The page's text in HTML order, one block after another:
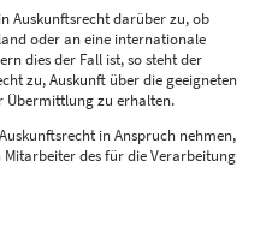
Auskunftsrecht darüber zu, ob
oder an eine internationale
dies der Fall ist, so steht der
zu, Auskunft über die geeigneten
Übermittlung zu erhalten.
in Anspruch nehmen,
des für die Verarbeitung